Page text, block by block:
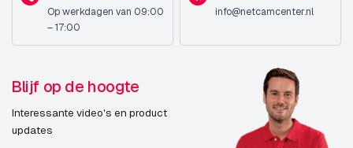
Op werkdagen van 09:00
– 17:00
info@netcamcenter.nl
Blijf op de hoogte
Interessante video's en product
updates